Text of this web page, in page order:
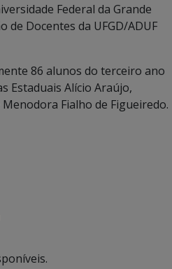
Federal da Grande
de Docentes da UFGD/ADUF
86 alunos do terceiro ano
Estaduais Alício Araújo,
Fialho de Figueiredo.